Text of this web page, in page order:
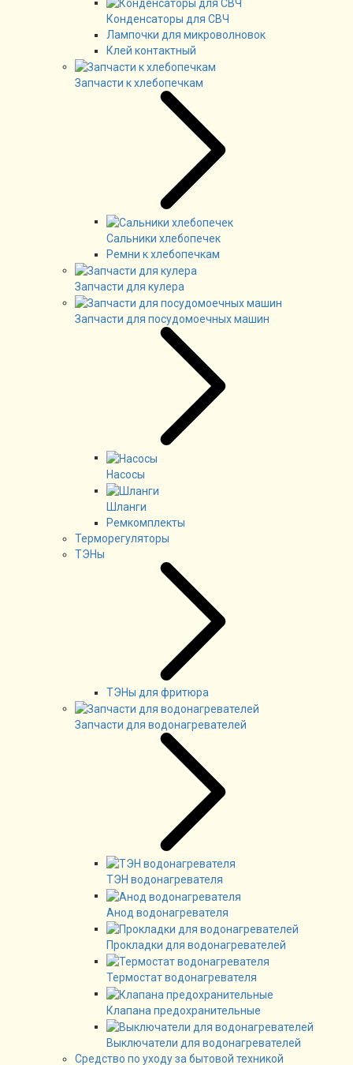
Конденсаторы для СВЧ
Лампочки для микроволновок
Клей контактный
Запчасти к хлебопечкам
Сальники хлебопечек
Ремни к хлебопечкам
Запчасти для кулера
Запчасти для посудомоечных машин
Насосы
Шланги
Ремкомплекты
Терморегуляторы
ТЭНы
ТЭНы для фритюра
Запчасти для водонагревателей
ТЭН водонагревателя
Анод водонагревателя
Прокладки для водонагревателей
Термостат водонагревателя
Клапана предохранительные
Выключатели для водонагревателей
Средство по уходу за бытовой техникой